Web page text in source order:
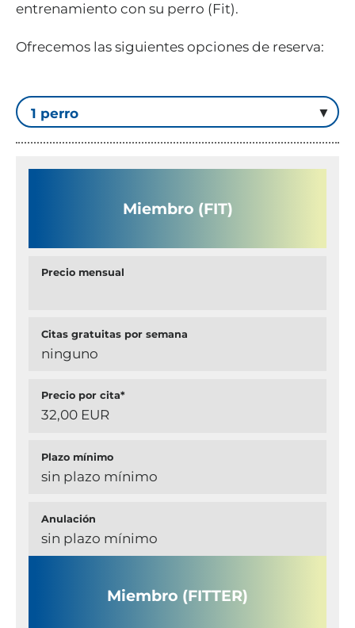
entrenamiento con su perro (Fit).
Ofrecemos las siguientes opciones de reserva:
Miembro (FIT)
Precio mensual
Citas gratuitas por semana
ninguno
Precio por cita*
32,00 EUR
Plazo mínimo
sin plazo mínimo
Anulación
sin plazo mínimo
Miembro (FITTER)